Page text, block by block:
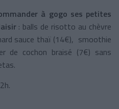
à gogo ses petites
: balls de risotto au chèvre
sauce thaï (14€), smoothie
de cochon braisé (7€) sans